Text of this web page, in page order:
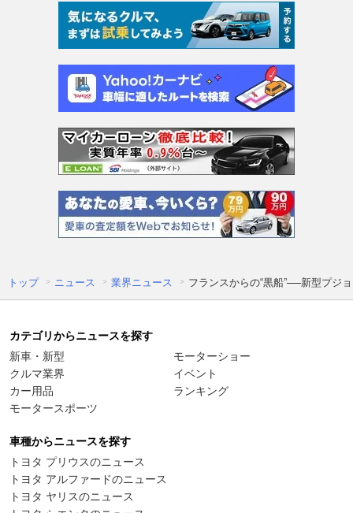
トップ ニュース 業界ニュース フランスからの“黒船”──新型プジ
カテゴリからニュースを探す
新車・新型
クルマ業界
カー用品
モータースポーツ
モーターショー
イベント
ランキング
車種からニュースを探す
トヨタ プリウスのニュース
トヨタ アルファードのニュース
トヨタ ヤリスのニュース